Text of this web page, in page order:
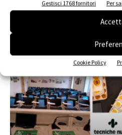
Gestisci 1768 fornitori Per
Cookie Policy
Abbonati
Iscriviti alla